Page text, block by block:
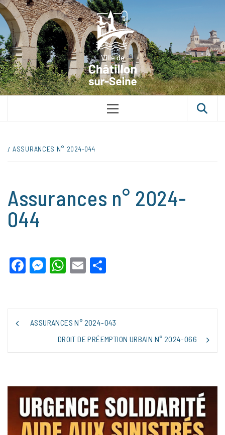
Skip
to
content
VILLE
SUR-SEINE
UNE VILLE DANS UN PARC
Primary
ASSURANCES N° 2024-044
Assurances n° 2024-
044
Facebook
Messenger
WhatsApp
Email
NAVIGATION
DE
ASSURANCES N° 2024-043
DROIT DE PRÉEMPTION URBAIN N° 2024-066